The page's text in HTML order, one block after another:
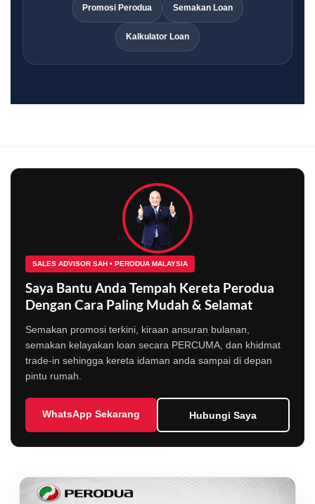
Promosi Perodua Semakan Loan
Kalkulator Loan
SALES ADVISOR SAH • PERODUA MALAYSIA
Saya Bantu Anda Tempah Kereta Perodua
Dengan Cara Paling Mudah & Selamat
Semakan promosi terkini, kiraan ansuran bulanan,
semakan kelayakan loan secara PERCUMA, dan khidmat
trade-in sehingga kereta idaman anda sampai di depan
pintu rumah.
WhatsApp Sekarang Hubungi Saya